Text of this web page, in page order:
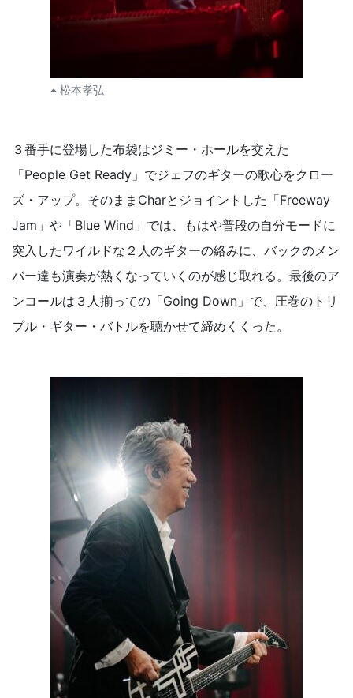
松本孝弘
３番手に登場した布袋はジミー・ホールを交えた
「People Get Ready」でジェフのギターの歌心をクロー
ズ・アップ。そのままCharとジョイントした「Freeway
Jam」や「Blue Wind」では、もはや普段の自分モードに
突入したワイルドな２人のギターの絡みに、バックのメン
バー達も演奏が熱くなっていくのが感じ取れる。最後のア
ンコールは３人揃っての「Going Down」で、圧巻のトリ
プル・ギター・バトルを聴かせて締めくくった。